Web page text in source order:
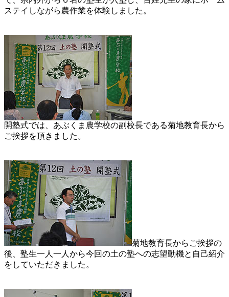
ステイしながら農作業を体験しました。
開塾式では、あぶくま農学校の副校長である菊地教育長から
ご挨拶を頂きました。
菊地教育長からご挨拶の
後、塾生一人一人から今回の土の塾への志望動機と自己紹介
をしていただきました。